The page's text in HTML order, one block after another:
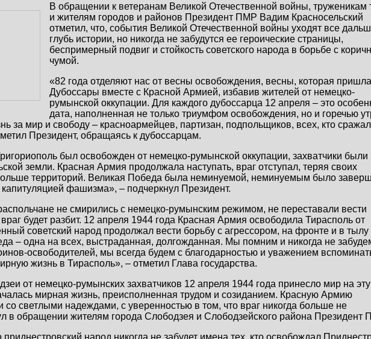
В обращении к ветеранам Великой Отечественной войны, труженикам
и жителям городов и районов Президент ПМР Вадим Красносельский
отметил, что, события Великой Отечественной войны уходят все
глубь истории, но никогда не забудутся ее героические страницы,
беспримерный подвиг и стойкость советского народа в борьбе с
чумой.
«82 года отделяют нас от весны освобождения, весны, которая
Дубоссары вместе с Красной Армией, избавив жителей от немецко-
румынской оккупации. Для каждого дубоссарца 12 апреля – это
дата, наполненная не только триумфом освобождения, но и горечью
за мир и свободу – красноармейцев, партизан, подпольщиков, всех, кто
Президент, обращаясь к дубоссарцам.
был освобожден от немецко-румынской оккупации, захватчики были
земли. Красная Армия продолжала наступать, враг отступал, теряя своих
территорий. Великая Победа была неминуемой, неминуемым было
фашизма», – подчеркнул Президент.
не смирились с немецко-румынским режимом, не переставали вести
будет разбит. 12 апреля 1944 года Красная Армия освободила Тирасполь от
советский народ продолжал вести борьбу с агрессором, на фронте и в тылу
– одна на всех, выстраданная, долгожданная. Мы помним и никогда не
освободителей, мы всегда будем с благодарностью и уважением
жизнь в Тирасполь», – отметил Глава государства.
от немецко-румынских захватчиков 12 апреля 1944 года принесло мир на эту
мирная жизнь, преисполненная трудом и созиданием. Красную Армию
со светлыми надеждами, с уверенностью в том, что враг никогда больше не
в обращении жителям города Слободзея и Слободзейского района Президент
приднестровский народ никогда не забудет имена тех, кто освобождал